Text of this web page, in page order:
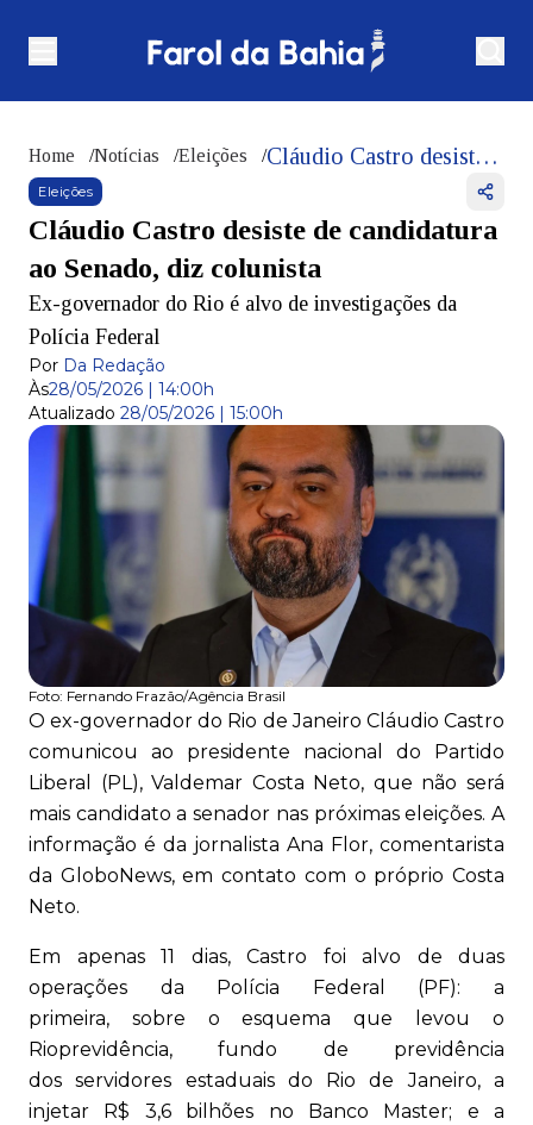
Home /Notícias /Eleições / Cláudio Castro desiste de candidatura ao Senado, diz colunista
Eleições
Cláudio Castro desiste de candidatura
ao Senado, diz colunista
Ex-governador do Rio é alvo de investigações da
Polícia Federal
Por Da Redação
Às28/05/2026 | 14:00h
Atualizado 28/05/2026 | 15:00h
Foto: Fernando Frazão/Agência Brasil
O ex-governador do Rio de Janeiro Cláudio Castro
comunicou ao presidente nacional do Partido
Liberal (PL), Valdemar Costa Neto, que não será
mais candidato a senador nas próximas eleições. A
informação é da jornalista Ana Flor, comentarista
da GloboNews, em contato com o próprio Costa
Neto.
Em apenas 11 dias, Castro foi alvo de duas
operações da Polícia Federal (PF): a
primeira, sobre o esquema que levou o
Rioprevidência, fundo de previdência
dos servidores estaduais do Rio de Janeiro, a
injetar R$ 3,6 bilhões no Banco Master; e a